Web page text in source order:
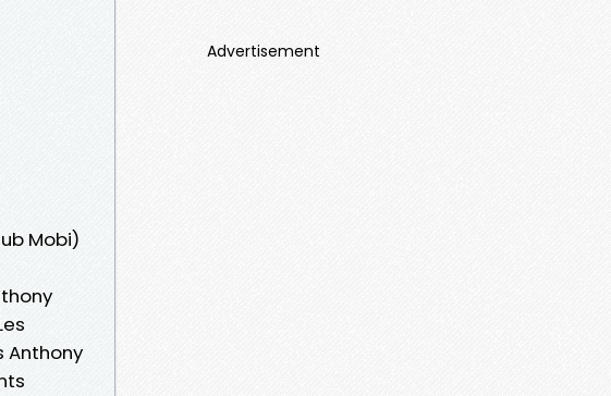
Mobi)
Anthony
Advertisement